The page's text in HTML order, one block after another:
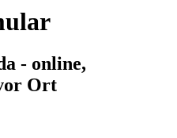
- online,
Ort